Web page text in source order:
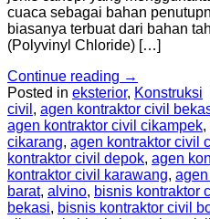
cuaca sebagai bahan
biasanya terbuat dari bahan
(Polyvinyl Chloride) […]
Continue reading →
Posted in eksterior, Konstruksi
civil , agen kontraktor civil
agen kontraktor civil cikampek,
cikarang, agen kontraktor civil
kontraktor civil depok, agen
kontraktor civil karawang,
barat, alvino, bisnis kontraktor
bekasi, bisnis kontraktor civil